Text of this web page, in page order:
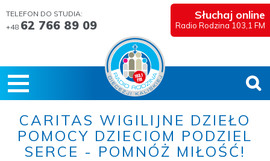
TELEFON DO STUDIA:
+48 62 766 89 09
Słuchaj online
Radio Rodzina 103,1 FM
CARITAS WIGILIJNE DZIEŁO
POMOCY DZIECIOM PODZIEL
SERCE - POMNÓŻ MIŁOŚĆ!